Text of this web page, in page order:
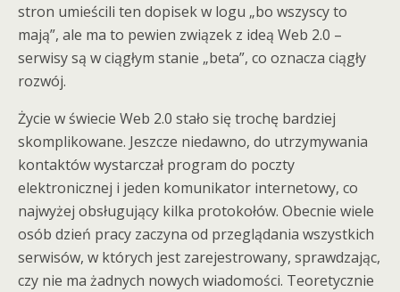
stron umieścili ten dopisek w logu „bo wszyscy to
mają”, ale ma to pewien związek z ideą Web 2.0 –
serwisy są w ciągłym stanie „beta”, co oznacza ciągły
rozwój.
Życie w świecie Web 2.0 stało się trochę bardziej
skomplikowane. Jeszcze niedawno, do utrzymywania
kontaktów wystarczał program do poczty
elektronicznej i jeden komunikator internetowy, co
najwyżej obsługujący kilka protokołów. Obecnie wiele
osób dzień pracy zaczyna od przeglądania wszystkich
serwisów, w których jest zarejestrowany, sprawdzając,
czy nie ma żadnych nowych wiadomości. Teoretycznie